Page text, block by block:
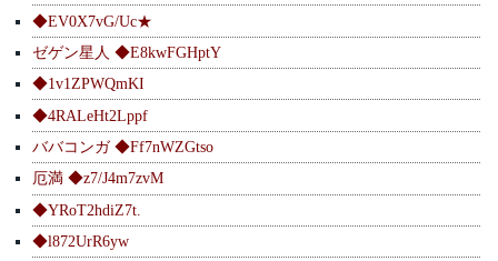
◆EV0X7vG/Uc★
ゼゲン星人 ◆E8kwFGHptY
◆1v1ZPWQmKI
◆4RALeHt2Lppf
ババコンガ ◆Ff7nWZGtso
厄満 ◆z7/J4m7zvM
◆YRoT2hdiZ7t.
◆l872UrR6yw